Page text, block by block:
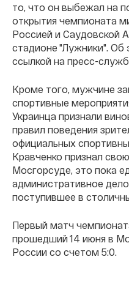
то, что он выбежал на
открытия чемпионата
Россией и Саудовской
стадионе "Лужники". Об
ссылкой на пресс-
Кроме того, мужчине
спортивные
Украинца признали
правил поведения
официальных
Кравченко признал
Мосгорсуде, это пока
административное
поступившее в
Первый матч
прошедший 14 июня в
России со счетом 5:0.